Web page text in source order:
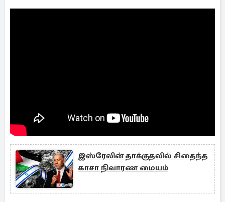
இஸ்ரேலின் தாக்குதலில் சிதைந்த
காசா நிவாரண மையம்